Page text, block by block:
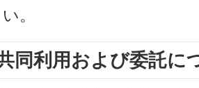
。
同利用および委託に